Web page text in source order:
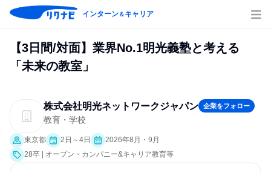
インターン＆キャリア
【3日間/対面】業界No.1明光義塾と考える
「未来の教室」
株式会社明光ネットワークジャパン 企業をフォロー
教育・学校
東京都 2日～4日
2026年8月・9月
28卒 | オープン・カンパニー&キャリア教育等